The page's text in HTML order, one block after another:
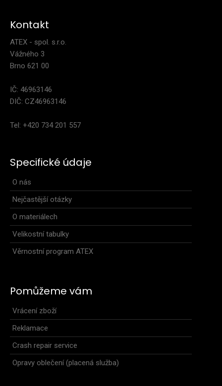
Kontakt
ATEX - spol. s.r.o.
Vážného 3
Brno 621 00
IČ: 46963146
DIČ: CZ46963146
Tel: +420 734 201 557
Specifické údaje
O nás
Nejčastější otázky
O materiálech
Velikostní tabulky
Věrnostní program ATEX
Pomůžeme vám
Vrácení zboží
Reklamace
Crash repair service
Opravy oblečení (placená služba)